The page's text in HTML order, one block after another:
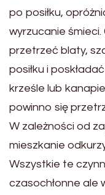
po posiłku,
wyrzucanie
przetrzeć blaty,
posiłku i
krześle lub
powinno się
W zależności od
mieszkanie
Wszystkie te
czasochłonne ale